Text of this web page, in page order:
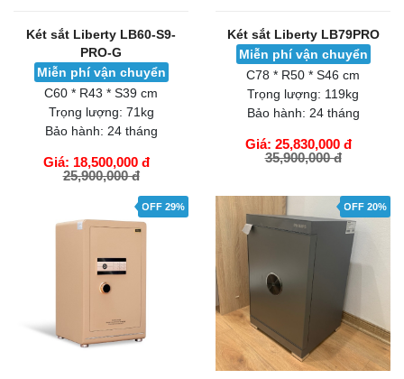
Két sắt Liberty LB60-S9-
PRO-G
Miễn phí vận chuyển
C60 * R43 * S39 cm
Trọng lượng: 71kg
Bảo hành: 24 tháng
Giá: 18,500,000 đ
25,900,000 đ
GIỎ HÀNG
Két sắt Liberty LB79PRO
Miễn phí vận chuyển
C78 * R50 * S46 cm
Trọng lượng: 119kg
Bảo hành: 24 tháng
Giá: 25,830,000 đ
35,900,000 đ
OFF 29% OFF 20%